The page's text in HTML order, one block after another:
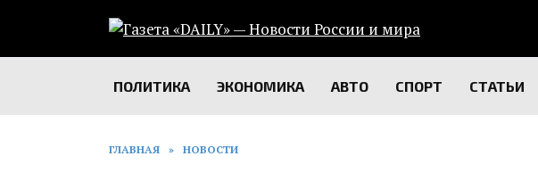
содержанию
ПОЛИТИКА ЭКОНОМИКА АВТО СПОРТ СТАТЬИ
ГЛАВНАЯ » НОВОСТИ